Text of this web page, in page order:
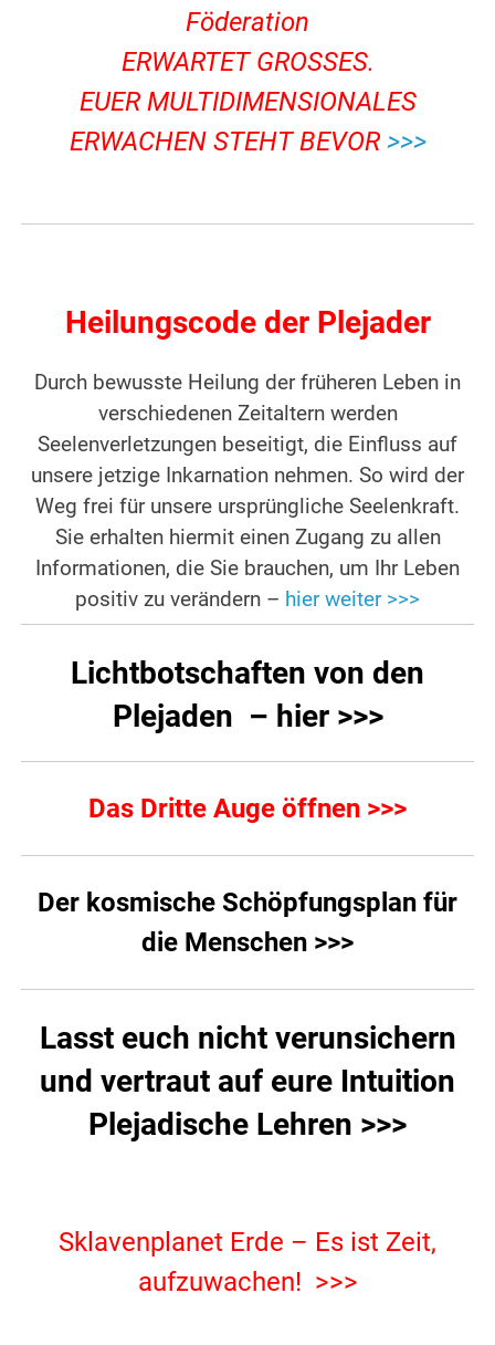
Föderation
ERWARTET GROSSES.
EUER MULTIDIMENSIONALES
ERWACHEN STEHT BEVOR >>>
Heilungscode der Plejader
Durch bewusste Heilung der früheren Leben in
verschiedenen Zeitaltern werden
Seelenverletzungen beseitigt, die Einfluss auf
unsere jetzige Inkarnation nehmen. So wird der
Weg frei für unsere ursprüngliche Seelenkraft.
Sie erhalten hiermit einen Zugang zu allen
Informationen, die Sie brauchen, um Ihr Leben
positiv zu verändern – hier weiter >>>
Lichtbotschaften von den
Plejaden – hier >>>
Das Dritte Auge öffnen >>>
Der kosmische Schöpfungsplan für
die Menschen >>>
Lasst euch nicht verunsichern
und vertraut auf eure Intuition
Plejadische Lehren >>>
Sklavenplanet Erde – Es ist Zeit,
aufzuwachen! >>>